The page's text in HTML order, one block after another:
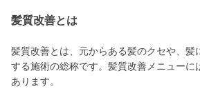
髪質改善とは
髪質改善とは、元からある髪のクセや、髪
する施術の総称です。髪質改善メニューに
あります。